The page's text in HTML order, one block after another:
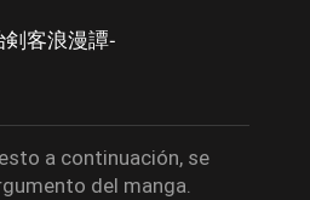
客浪漫譚-
a continuación, se
del manga.